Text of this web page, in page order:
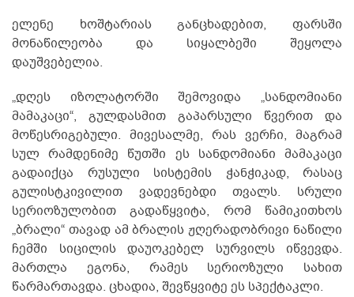
ელენე ხოშტარიას განცხადებით, ფარსში
მონაწილეობა და სიყალბეში შეყოლა
დაუშვებელია.
„დღეს იზოლატორში შემოვიდა „სანდომიანი
მამაკაცი“, გულდასმით გაპარსული წვერით და
მოწესრიგებული. მივესალმე, რას ვერჩი, მაგრამ
სულ რამდენიმე წუთში ეს სანდომიანი მამაკაცი
გადაიქცა რუსული სისტემის ჭანჭიკად, რასაც
გულისტკივილით ვადევნებდი თვალს. სრული
სერიოზულობით გადაწყვიტა, რომ წამიკითხოს
„ბრალი“ თავად ამ ბრალის ჟღერადობრივი ნაწილი
ჩემში სიცილის დაუოკებელ სურვილს იწვევდა.
მართლა ეგონა, რამეს სერიოზული სახით
წარმართავდა. ცხადია, შევწყვიტე ეს სპექტაკლი.